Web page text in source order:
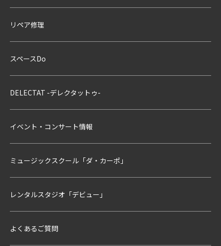
リペア修理
スペースDo
DELECTAT -デレクタットゥ-
イベント・コンサート情報
ミュージックスクール「ダ・カーポ」
レンタルスタジオ「デビュー」
よくあるご質問